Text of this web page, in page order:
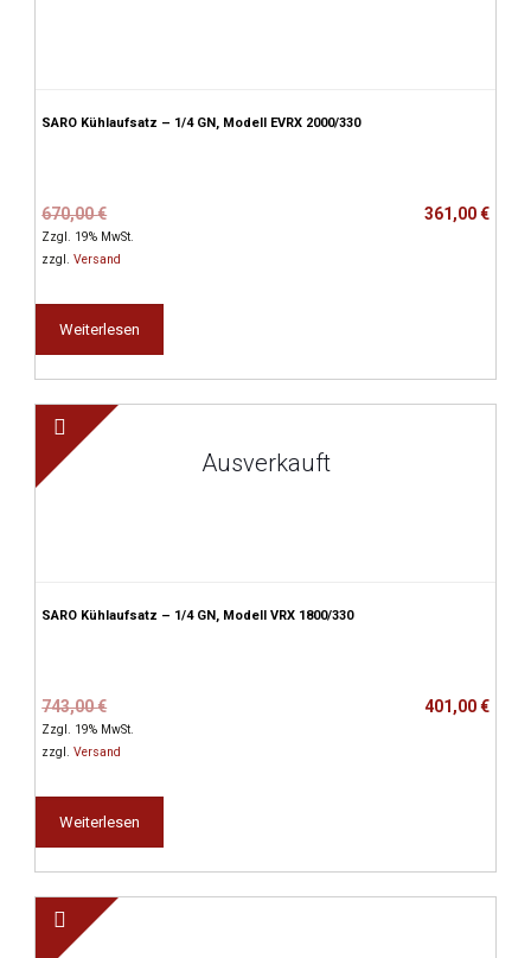
SARO Kühlaufsatz – 1/4 GN, Modell EVRX 2000/330
670,00€Ursprünglicher
Preis
war:
361,00€
Aktueller
Preis
ist:
Zzgl. 19% MwSt.
zzgl.Versand
Weiterlesen
Ausverkauft
SARO Kühlaufsatz – 1/4 GN, Modell VRX 1800/330
743,00€Ursprünglicher
Preis
war:
401,00€
Aktueller
Preis
ist:
Zzgl. 19% MwSt.
zzgl.Versand
Weiterlesen